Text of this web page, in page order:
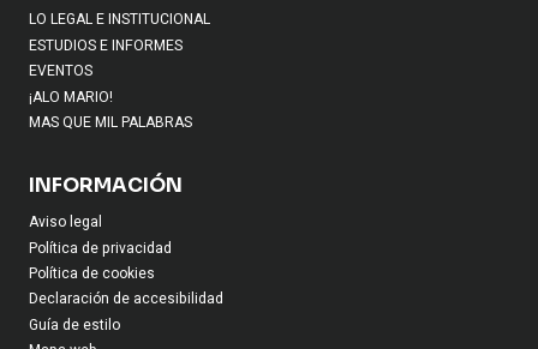
LO LEGAL E INSTITUCIONAL
ESTUDIOS E INFORMES
EVENTOS
¡ALO MARIO!
MAS QUE MIL PALABRAS
INFORMACIÓN
Aviso legal
Política de privacidad
Política de cookies
Declaración de accesibilidad
Guía de estilo